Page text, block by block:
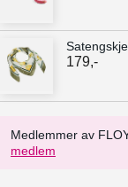
Medlemmer av
medlem
179,-